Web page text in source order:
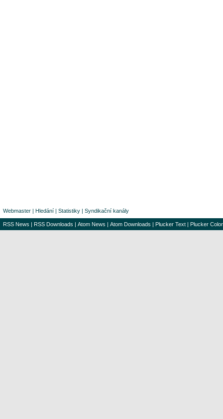
Webmaster | Hledání | Statistiky | Syndikační kanály
RSS News | RSS Downloads | Atom News | Atom Downloads | Plucker Text | Plucker Color